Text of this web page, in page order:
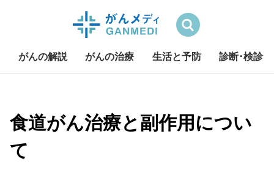
検索
がんの解説 がんの治療 生活と予防 診断･検診
食道がん治療と副作用につい
て